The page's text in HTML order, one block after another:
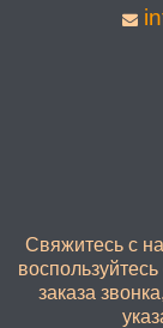
Свяжитесь с
заказа